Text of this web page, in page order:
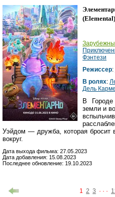
(Elemental)
Фэнтези
Режиссер:
В ролях:
Дель
В Городе
земли и
Уэйдом — дружба, которая бросит
вокруг.
Дата выхода фильма: 27.05.2023
Дата добавления: 15.08.2023
Последнее обновление: 19.10.2023
1 2 3 · · ·